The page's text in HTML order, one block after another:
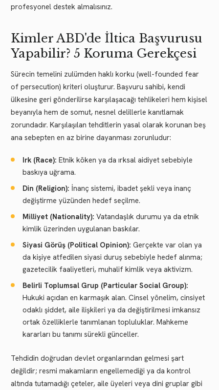
profesyonel destek almalısınız.
Kimler ABD'de İltica Başvurusu
Yapabilir? 5 Koruma Gerekçesi
Sürecin temelini zulümden haklı korku (well-founded fear
of persecution) kriteri oluşturur. Başvuru sahibi, kendi
ülkesine geri gönderilirse karşılaşacağı tehlikeleri hem kişisel
beyanıyla hem de somut, nesnel delillerle kanıtlamak
zorundadır. Karşılaşılan tehditlerin yasal olarak korunan beş
ana sebepten en az birine dayanması zorunludur:
Irk (Race): Etnik köken ya da ırksal aidiyet sebebiyle
baskıya uğrama.
Din (Religion): İnanç sistemi, ibadet şekli veya inanç
değiştirme yüzünden hedef seçilme.
Milliyet (Nationality): Vatandaşlık durumu ya da etnik
kimlik üzerinden uygulanan baskılar.
Siyasi Görüş (Political Opinion): Gerçekte var olan ya
da kişiye atfedilen siyasi duruş sebebiyle hedef alınma;
gazetecilik faaliyetleri, muhalif kimlik veya aktivizm.
Belirli Toplumsal Grup (Particular Social Group):
Hukuki açıdan en karmaşık alan. Cinsel yönelim, cinsiyet
odaklı şiddet, aile ilişkileri ya da değiştirilmesi imkansız
ortak özelliklerle tanımlanan topluluklar. Mahkeme
kararları bu tanımı sürekli günceller.
Tehdidin doğrudan devlet organlarından gelmesi şart
değildir; resmi makamların engellemediği ya da kontrol
altında tutamadığı çeteler, aile üyeleri veya dini gruplar gibi